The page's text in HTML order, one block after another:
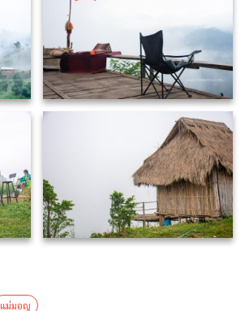
แม่มอญ